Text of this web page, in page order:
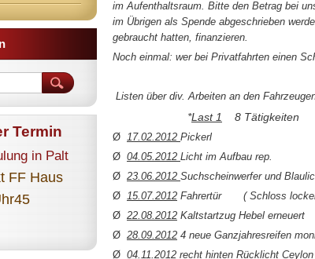
im Aufenthaltsraum. Bitte den Betrag bei
im Übrigen als Spende abgeschrieben
gebraucht hatten, finanzieren.
Noch einmal: wer bei Privatfahrten einen
Listen über div. Arbeiten an den
*Last 1 8 Tätigkeiten
Ø 17.02.2012 Pickerl
Ø 04.05.2012 Licht im Aufbau rep.
Ø 23.06.2012 Suchscheinwerfer und
Ø 15.07.2012 Fahrertür ( Schloss
Ø 22.08.2012 Kaltstartzug Hebel erneuert
Ø 28.09.2012 4 neue Ganzjahresreifen
Ø 04.11.2012 recht hinten Rücklicht
Termin
in Palt
FF Haus